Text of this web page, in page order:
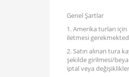
Genel Şartlar
1. Amerika turları
iletmesi
2. Satın alınan tura
şekilde girilmesi/
iptal veya